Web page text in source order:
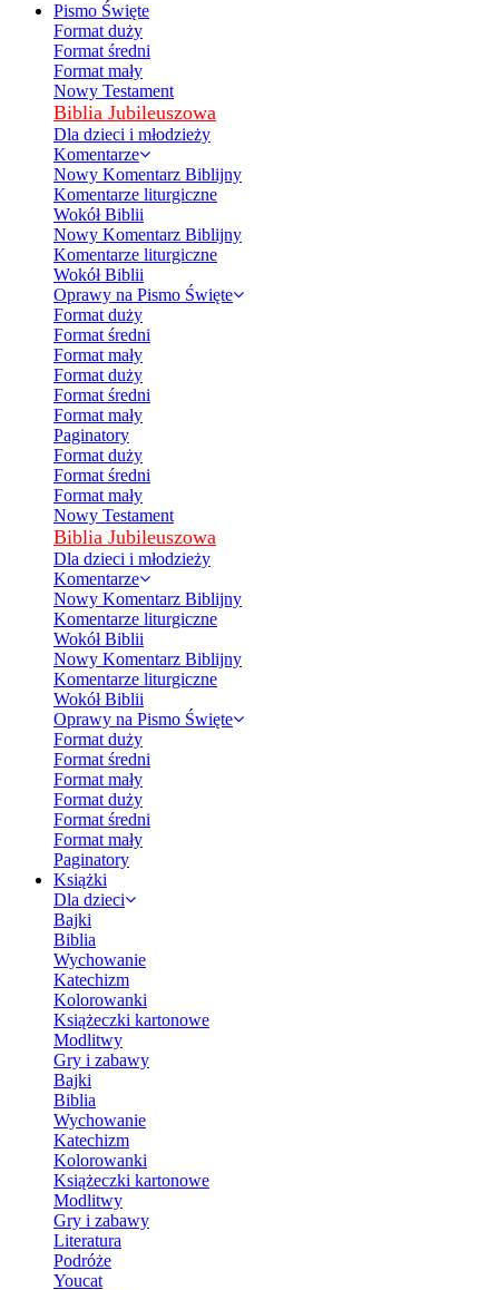
Pismo Święte
Format duży
Format średni
Format mały
Nowy Testament
Biblia Jubileuszowa
Dla dzieci i młodzieży
Komentarze
Nowy Komentarz Biblijny
Komentarze liturgiczne
Wokół Biblii
Nowy Komentarz Biblijny
Komentarze liturgiczne
Wokół Biblii
Oprawy na Pismo Święte
Format duży
Format średni
Format mały
Format duży
Format średni
Format mały
Paginatory
Format duży
Format średni
Format mały
Nowy Testament
Biblia Jubileuszowa
Dla dzieci i młodzieży
Komentarze
Nowy Komentarz Biblijny
Komentarze liturgiczne
Wokół Biblii
Nowy Komentarz Biblijny
Komentarze liturgiczne
Wokół Biblii
Oprawy na Pismo Święte
Format duży
Format średni
Format mały
Format duży
Format średni
Format mały
Paginatory
Książki
Dla dzieci
Bajki
Biblia
Wychowanie
Katechizm
Kolorowanki
Książeczki kartonowe
Modlitwy
Gry i zabawy
Bajki
Biblia
Wychowanie
Katechizm
Kolorowanki
Książeczki kartonowe
Modlitwy
Gry i zabawy
Literatura
Podróże
Youcat